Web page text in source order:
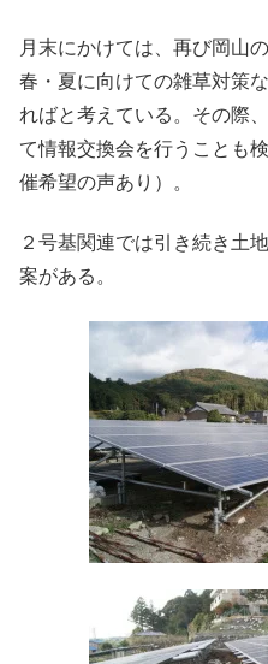
月末にかけては、再び岡山
春・夏に向けての雑草対策
ればと考えている。その際
て情報交換会を行うことも
催希望の声あり）。
２号基関連では引き続き土
案がある。